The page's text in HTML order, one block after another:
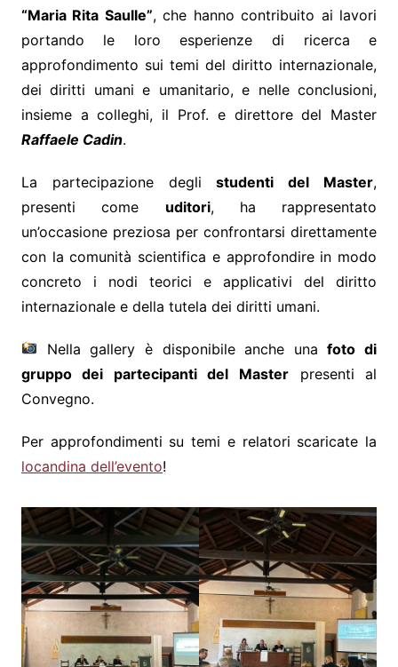
“Maria Rita Saulle”, che hanno contribuito ai lavori
portando le loro esperienze di ricerca e
approfondimento sui temi del diritto internazionale,
dei diritti umani e umanitario, e nelle conclusioni,
insieme a colleghi, il Prof. e direttore del Master
Raffaele Cadin.
La partecipazione deglistudenti del Master,
presenti come uditori, ha rappresentato
un’occasione preziosa per confrontarsi direttamente
con la comunità scientifica e approfondire in modo
concreto i nodi teorici e applicativi del diritto
internazionale e della tutela dei diritti umani.
Nella gallery è disponibile anche unafoto di
gruppo dei partecipanti del Master presenti al
Convegno.
Per approfondimenti su temi e relatori scaricate la
locandina dell’evento!